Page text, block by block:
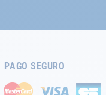
PAGO SEGURO